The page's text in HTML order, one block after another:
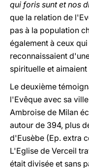
qui foris sunt et nos
que la relation de
pas à la population
également à ceux
reconnaissaient
spirituelle et
Le deuxième
l'Evêque avec sa
Ambroise de Milan
autour de 394, plus
d'Eusèbe (Ep. extra
L'Eglise de Verceil
était divisée et sans